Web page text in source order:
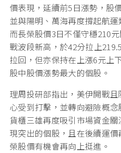
價表現，延續前5日漲勢，股
並與陽明、萬海再度撐起航運
而長榮股價3日不僅守穩210
戰波段新高，於42分拉上
拉回，但亦保持在上漲6元上
股中股價漲勢最大的個股。
理周投研部指出，美伊開戰
心受到打擊，並轉向避險概
貨櫃三雄再度吸引市場資金
現突出的個股，且在後續運
榮股價有機會再向上挺進。